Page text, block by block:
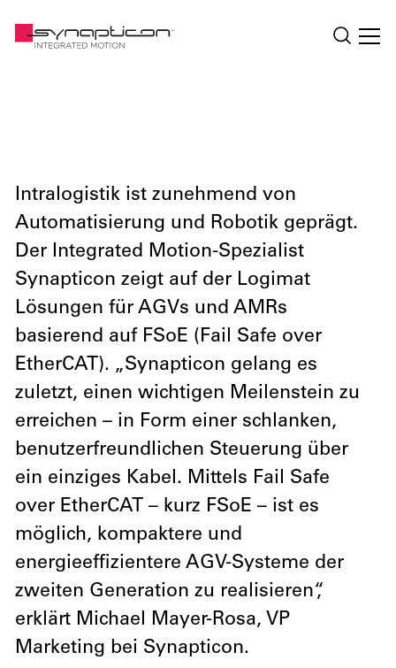
Intralogistik ist zunehmend von
Automatisierung und Robotik geprägt.
Der Integrated Motion-Spezialist
Synapticon zeigt auf der Logimat
Lösungen für AGVs und AMRs
basierend auf FSoE (Fail Safe over
EtherCAT). „Synapticon gelang es
zuletzt, einen wichtigen Meilenstein zu
erreichen – in Form einer schlanken,
benutzerfreundlichen Steuerung über
ein einziges Kabel. Mittels Fail Safe
over EtherCAT – kurz FSoE – ist es
möglich, kompaktere und
energieeffizientere AGV-Systeme der
zweiten Generation zu realisieren“,
erklärt Michael Mayer-Rosa, VP
Marketing bei Synapticon.